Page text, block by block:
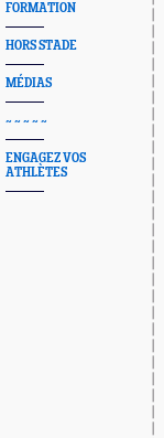
FORMATION
HORS STADE
MÉDIAS
~ ~ ~ ~ ~
ENGAGEZ VOS
ATHLÈTES